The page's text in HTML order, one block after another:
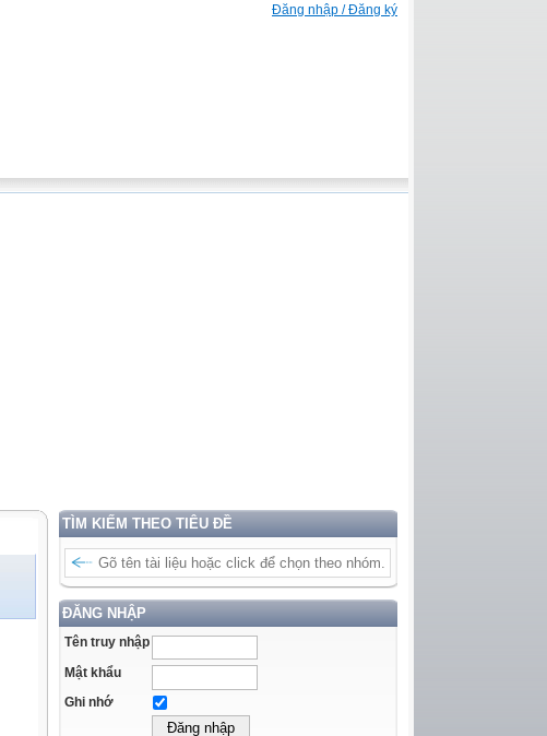
Đăng nhập / Đăng ký
TÌM KIẾM THEO TIÊU ĐỀ
ĐĂNG NHẬP
Tên truy nhập
Mật khẩu
Ghi nhớ